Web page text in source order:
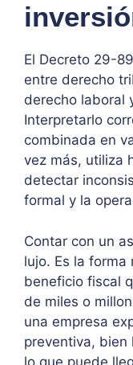
El Decreto 29-
entre derecho
derecho laboral
Interpretarlo
combinada en
vez más, utiliza
detectar
formal y la
Contar con un
lujo. Es la
beneficio fiscal
de miles o
una empresa
preventiva, bien
lo que puede